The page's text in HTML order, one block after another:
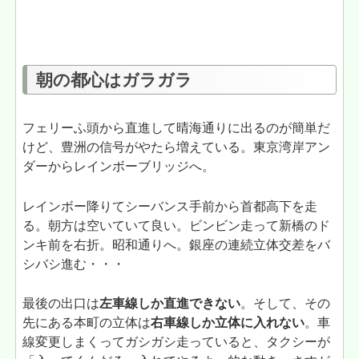
朝の都心はガラガラ
フェリーふ頭から直進して晴海通りに出るのが簡単だ
けど、豊洲の信号がやたら増えている。東京湾岸アン
ダーからレインボーブリッジへ。
レインボー降りてシーバンス手前から首都高下を走
る。朝方は空いていて良い。ビンビン走って新橋のド
ンキ前を右折。昭和通りへ。銀座の連続立体交差をバ
シバシ進む・・・
最後の出口は左車線しか直進できない。そして、その
先にある本町の立体は右車線しか立体に入れない。車
線変更しまくってガシガシ走っていると、タクシーが